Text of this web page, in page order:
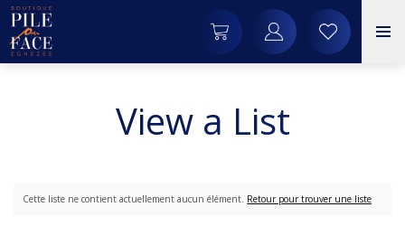
View a List
Cette liste ne contient actuellement aucun élément. Retour pour trouver une liste